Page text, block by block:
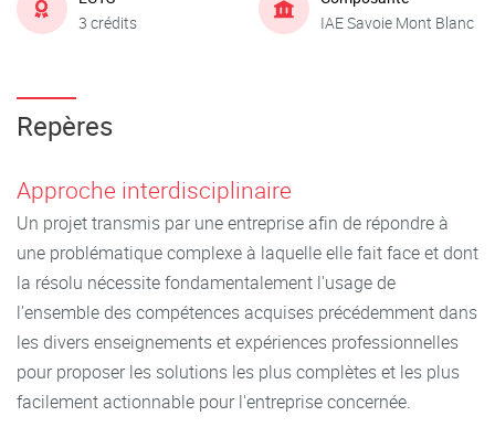
3 crédits
IAE Savoie Mont Blanc
Repères
Approche interdisciplinaire
Un projet transmis par une entreprise afin de répondre à
une problématique complexe à laquelle elle fait face et dont
la résolu nécessite fondamentalement l'usage de
l'ensemble des compétences acquises précédemment dans
les divers enseignements et expériences professionnelles
pour proposer les solutions les plus complètes et les plus
facilement actionnable pour l'entreprise concernée.